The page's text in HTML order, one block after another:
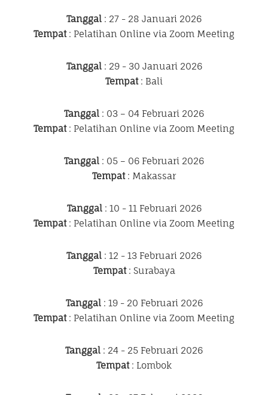
Tanggal : 27 - 28 Januari 2026
Tempat: Pelatihan Online via Zoom Meeting
Tanggal: 29 - 30 Januari 2026
Tempat: Bali
Tanggal : 03 – 04 Februari 2026
Tempat: Pelatihan Online via Zoom Meeting
Tanggal : 05 – 06 Februari 2026
Tempat: Makassar
Tanggal: 10 - 11 Februari 2026
Tempat: Pelatihan Online via Zoom Meeting
Tanggal : 12 - 13 Februari 2026
Tempat: Surabaya
Tanggal: 19 - 20 Februari 2026
Tempat: Pelatihan Online via Zoom Meeting
Tanggal : 24 - 25 Februari 2026
Tempat: Lombok